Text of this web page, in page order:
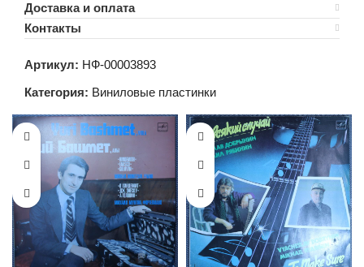
Доставка и оплата
Контакты
Артикул: НФ-00003893
Категория: Виниловые пластинки